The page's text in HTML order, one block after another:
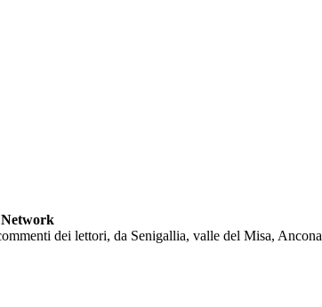
Network
dei lettori, da Senigallia, valle del Misa, Ancona